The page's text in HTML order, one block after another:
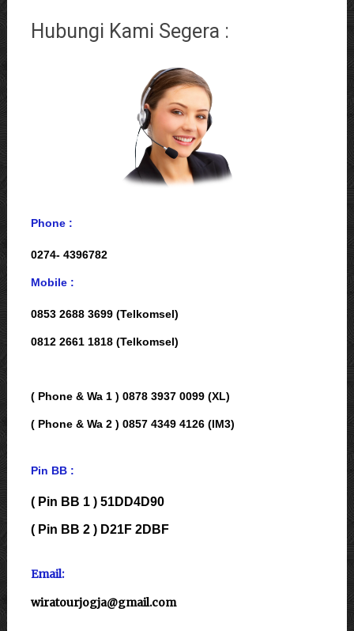
Hubungi Kami Segera :
Phone :
0274- 4396782
Mobile :
0853 2688 3699 (Telkomsel)
0812 2661 1818 (Telkomsel)
( Phone & Wa 1 ) 0878 3937 0099 (XL)
( Phone & Wa 2 ) 0857 4349 4126 (IM3)
Pin BB :
( Pin BB 1 ) 51DD4D90
( Pin BB 2 ) D21F 2DBF
Email:
wiratourjogja@gmail.com